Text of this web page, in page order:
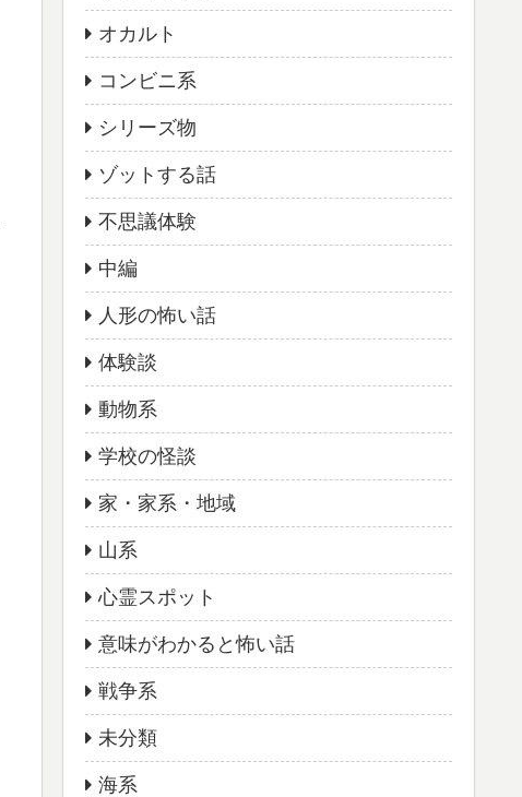
オカルト
コンビニ系
シリーズ物
ゾットする話
不思議体験
中編
人形の怖い話
体験談
動物系
学校の怪談
家・家系・地域
山系
心霊スポット
意味がわかると怖い話
戦争系
未分類
海系